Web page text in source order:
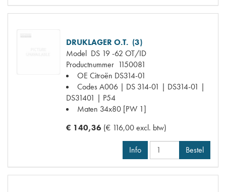
DRUKLAGER O.T. (3)
Model DS 19 -62 OT/ID
Productnummer 1150081
OE Citroën DS314-01
CodesA006 | DS 314-01 | DS314-01 |
DS31401 | P54
Maten 34x80 [PW 1]
€ 140,36 (€ 116,00 excl. btw)
Info Bestel